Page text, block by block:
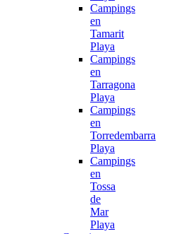
Campings
en
Tamarit
Playa
Campings
en
Tarragona
Playa
Campings
en
Torredembarra
Playa
Campings
en
Tossa
de
Mar
Playa